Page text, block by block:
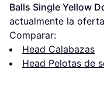
Balls Single Yellow
actualmente la
Comparar:
Head Calabazas
Head Pelotas de